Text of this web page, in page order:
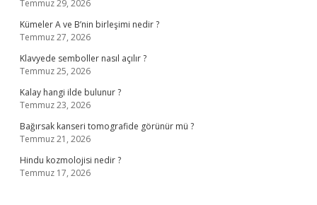
Temmuz 29, 2026
Kümeler A ve B’nin birleşimi nedir ?
Temmuz 27, 2026
Klavyede semboller nasıl açılır ?
Temmuz 25, 2026
Kalay hangi ilde bulunur ?
Temmuz 23, 2026
Bağırsak kanseri tomografide görünür mü ?
Temmuz 21, 2026
Hindu kozmolojisi nedir ?
Temmuz 17, 2026